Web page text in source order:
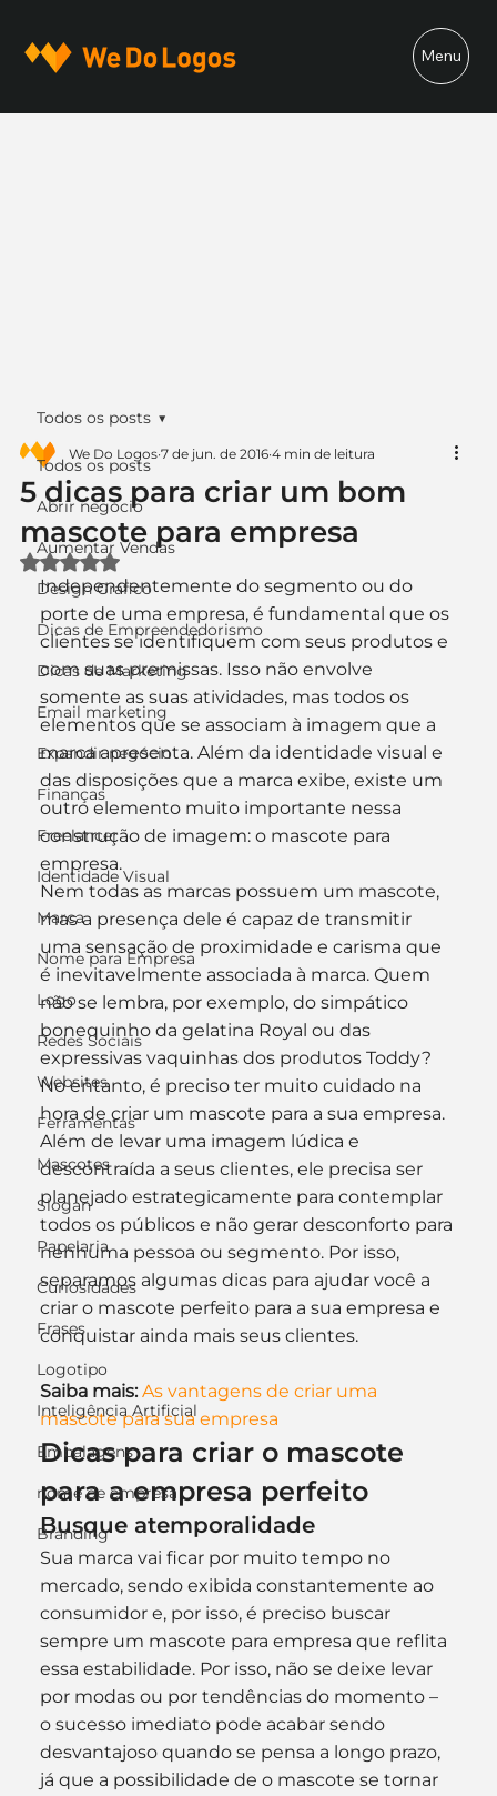
Menu
Todos os posts
Abrir negócio
Aumentar Vendas
Design Gráfico
Dicas de Empreendedorismo
Dicas de Marketing
Email marketing
Expandir negócio
Finanças
Freelancer
Identidade Visual
Marca
Nome para Empresa
Logo
Redes Sociais
Websites
Ferramentas
Mascotes
Slogan
Papelaria
Curiosidades
Frases
Logotipo
Inteligência Artificial
Embalagens
nome de empresa
Branding
Todos os posts
5 dicas para criar um bom
mascote para empresa
We Do Logos 7 de jun. de 2016 4 min de leitura
Avaliado com NaN de 5 estrelas.
Independentemente do segmento ou do
porte de uma empresa, é fundamental que os
clientes se identifiquem com seus produtos e
com suas premissas. Isso não envolve
somente as suas atividades, mas todos os
elementos que se associam à imagem que a
marca apresenta. Além da identidade visual e
das disposições que a marca exibe, existe um
outro elemento muito importante nessa
construção de imagem: o mascote para
empresa.
Nem todas as marcas possuem um mascote,
mas a presença dele é capaz de transmitir
uma sensação de proximidade e carisma que
é inevitavelmente associada à marca. Quem
não se lembra, por exemplo, do simpático
bonequinho da gelatina Royal ou das
expressivas vaquinhas dos produtos Toddy?
No entanto, é preciso ter muito cuidado na
hora de criar um mascote para a sua empresa.
Além de levar uma imagem lúdica e
descontraída a seus clientes, ele precisa ser
planejado estrategicamente para contemplar
todos os públicos e não gerar desconforto para
nenhuma pessoa ou segmento. Por isso,
separamos algumas dicas para ajudar você a
criar o mascote perfeito para a sua empresa e
conquistar ainda mais seus clientes.
Saiba mais: As vantagens de criar uma
mascote para sua empresa
Dicas para criar o mascote
para a empresa perfeito
Busque atemporalidade
Sua marca vai ficar por muito tempo no
mercado, sendo exibida constantemente ao
consumidor e, por isso, é preciso buscar
sempre um mascote para empresa que reflita
essa estabilidade. Por isso, não se deixe levar
por modas ou por tendências do momento –
o sucesso imediato pode acabar sendo
desvantajoso quando se pensa a longo prazo,
já que a possibilidade de o mascote se tornar